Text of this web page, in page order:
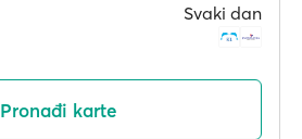
Svaki dan
Pronađi karte